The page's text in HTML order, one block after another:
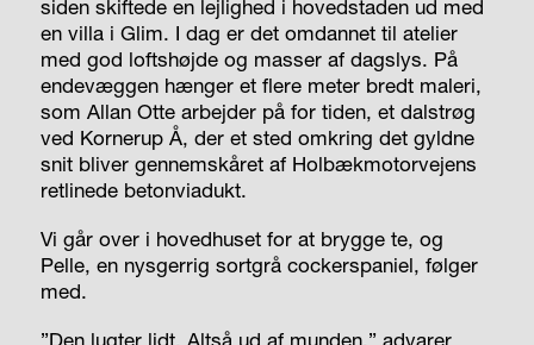
siden skiftede en lejlighed i hovedstaden ud med
en villa i Glim. I dag er det omdannet til atelier
med god loftshøjde og masser af dagslys. På
endevæggen hænger et flere meter bredt maleri,
som Allan Otte arbejder på for tiden, et dalstrøg
ved Kornerup Å, der et sted omkring det gyldne
snit bliver gennemskåret af Holbækmotorvejens
retlinede betonviadukt.
Vi går over i hovedhuset for at brygge te, og
Pelle, en nysgerrig sortgrå cockerspaniel, følger
med.